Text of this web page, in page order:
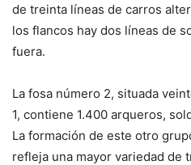
de treinta líneas de carros
los flancos hay dos líneas de
fuera.
La fosa número 2, situada
1, contiene 1.400 arqueros,
La formación de este otro
refleja una mayor variedad de